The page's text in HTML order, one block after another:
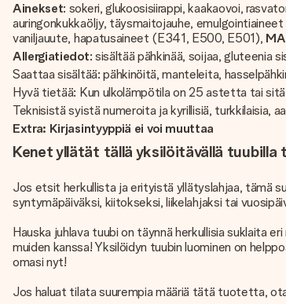
Ainekset: sokeri, glukoosisiirappi, kaakaovoi,
auringonkukkaöljy, täysmaitojauhe,
vaniljauute, hapatusaineet (E341, E500, E501),
Allergiatiedot: sisältää pähkinää, soijaa, gluteenia
Saattaa sisältää: pähkinöitä, manteleita,
Hyvä tietää: Kun ulkolämpötila on 25 astetta tai
Teknisistä syistä numeroita ja kyrillisiä, turkkilaisia,
Extra: Kirjasintyyppiä ei voi muuttaa
Kenet yllätät tällä yksilöitävällä tuubilla
Jos etsit herkullista ja erityistä yllätyslahjaa, tämä
syntymäpäiväksi, kiitokseksi, liikelahjaksi tai
Hauska juhlava tuubi on täynnä herkullisia suklaita
muiden kanssa! Yksilöidyn tuubin luominen on
omasi nyt!
Jos haluat tilata suurempia määriä tätä tuotetta,